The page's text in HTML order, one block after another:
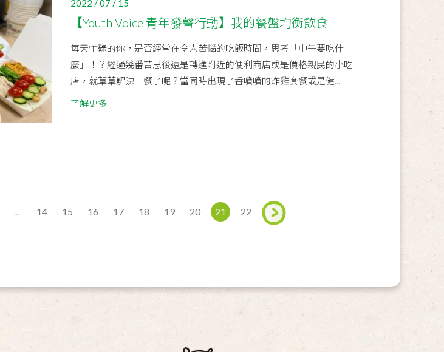
2022 / 07 / 15
【Youth Voice 青年發聲行動】我的餐盤均衡飲食
每天忙碌的你，是否經常在令人苦惱的吃飯時間，思考「中午要吃什
麼」！？經過幾番苦思後還是轉進附近的便利商店或是價格親民的小吃
店，就草草解決一餐了呢？當同時出現了香噴噴的炸雞套餐或是健...
了解更多
... 14 15 16 17 18 19 20 21 22